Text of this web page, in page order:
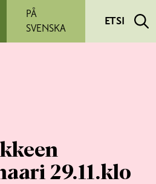
PÅ
SVENSKA
ETSI
29.11.klo